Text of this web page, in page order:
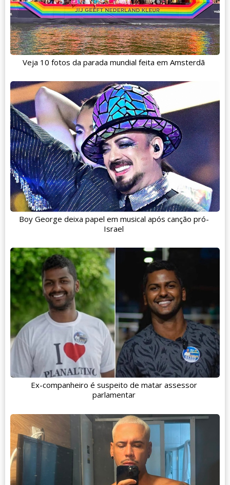
Veja 10 fotos da parada mundial feita em Amsterdã
Boy George deixa papel em musical após canção pró-
Israel
Ex-companheiro é suspeito de matar assessor
parlamentar